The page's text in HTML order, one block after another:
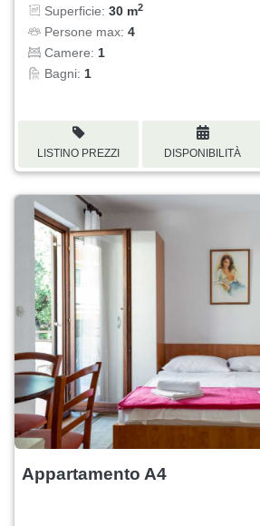
Superficie: 30 m2
Persone max: 4
Camere: 1
Bagni: 1
LISTINO PREZZI DISPONIBILITÀ
Appartamento A4